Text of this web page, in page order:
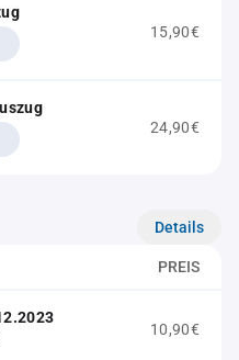
15,90€
24,90€
Details
PREIS
10,90€